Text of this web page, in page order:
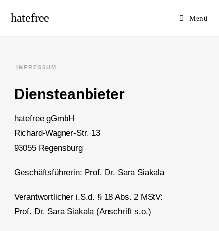
hatefree Menü
IMPRESSUM
Diensteanbieter
hatefree gGmbH
Richard-Wagner-Str. 13
93055 Regensburg
Geschäftsführerin: Prof. Dr. Sara Siakala
Verantwortlicher i.S.d. § 18 Abs. 2 MStV:
Prof. Dr. Sara Siakala (Anschrift s.o.)